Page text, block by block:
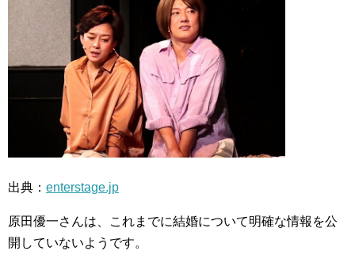
出典： enterstage.jp
原田優一さんは、これまでに結婚について明確な情報を公
開していないようです。